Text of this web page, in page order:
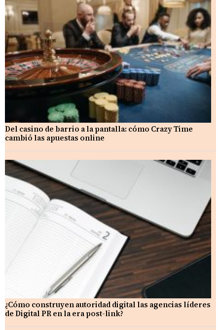
Del casino de barrio a la pantalla: cómo Crazy Time
cambió las apuestas online
¿Cómo construyen autoridad digital las agencias líderes
de Digital PR en la era post-link?